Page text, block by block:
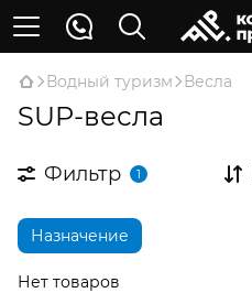
Водный туризм Весла
SUP-весла
Фильтр 1
Назначение
Нет товаров